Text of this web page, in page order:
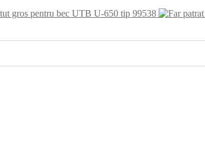
gros pentru bec UTB U-650 tip 99538